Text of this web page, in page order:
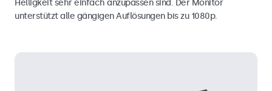
Helligkeit sehr einfach anzupassen sind. Der Monitor
unterstützt alle gängigen Auflösungen bis zu 1080p.